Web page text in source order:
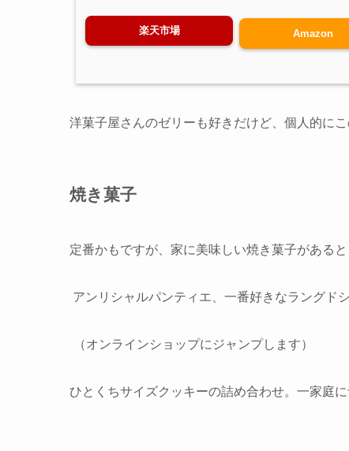
楽天市場 Amazon
洋菓子屋さんのゼリーも好きだけど、個人的に
焼き菓子
定番かもですが、家に美味しい焼き菓子があると
アンリシャルパンティエ、一番好きなラングド
（オンラインショップにジャンプします）
ひとくちサイズクッキーの詰め合わせ。一家庭